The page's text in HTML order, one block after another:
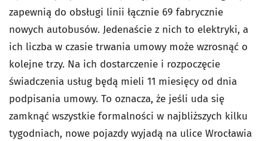
zapewnią do obsługi linii łącznie 69 fabrycznie
nowych autobusów. Jedenaście z nich to elektryki, a
ich liczba w czasie trwania umowy może wzrosnąć o
kolejne trzy. Na ich dostarczenie i rozpoczęcie
świadczenia usług będą mieli 11 miesięcy od dnia
podpisania umowy. To oznacza, że jeśli uda się
zamknąć wszystkie formalności w najbliższych kilku
tygodniach, nowe pojazdy wyjadą na ulice Wrocławia